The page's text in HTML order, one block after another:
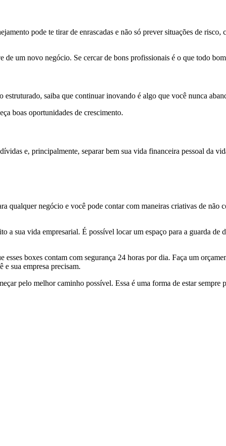
pode te tirar de enrascadas e não só prever situações de risco,
um novo negócio. Se cercar de bons profissionais é o que todo
saiba que continuar inovando é algo que você nunca
boas oportunidades de crescimento.
e, principalmente, separar bem sua vida financeira pessoal da
qualquer negócio e você pode contar com maneiras criativas de não
a sua vida empresarial. É possível locar um espaço para a guarda de
boxes contam com segurança 24 horas por dia. Faça um
e sua empresa precisam.
pelo melhor caminho possível. Essa é uma forma de estar